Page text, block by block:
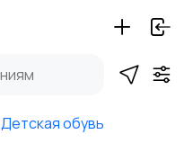
Детская обувь